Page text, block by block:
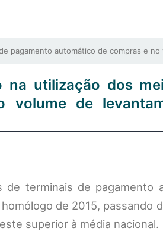
pagamento automático de compras e
na utilização dos
volume de
terminais de pagamento
de 2015, passando
superior à média nacional.